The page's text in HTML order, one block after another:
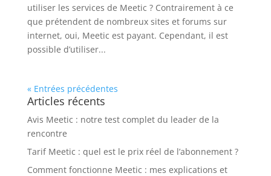
utiliser les services de Meetic ? Contrairement à ce
que prétendent de nombreux sites et forums sur
internet, oui, Meetic est payant. Cependant, il est
possible d’utiliser...
« Entrées précédentes
Articles récents
Avis Meetic : notre test complet du leader de la
rencontre
Tarif Meetic : quel est le prix réel de l’abonnement ?
Comment fonctionne Meetic : mes explications et